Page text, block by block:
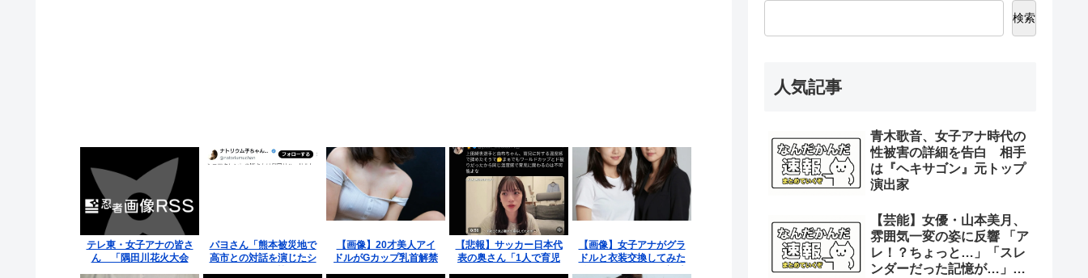
テレ東・女子アナの皆さ
ん 「隅田川花火大会
パヨさん「熊本被災地で
高市との対話を演じたシ
【画像】20才美人アイ
ドルがGカップ乳首解禁
【悲報】サッカー日本代
表の奥さん「1人で育児
【画像】女子アナがグラ
ドルと衣装交換してみた
検索
人気記事
青木歌音、女子アナ時代の
性被害の詳細を告白 相手
は『ヘキサゴン』元トップ
演出家
【芸能】女優・山本美月、
雰囲気一変の姿に反響 「ア
レ！？ちょっと…」「スレ
ンダーだった記憶が…」